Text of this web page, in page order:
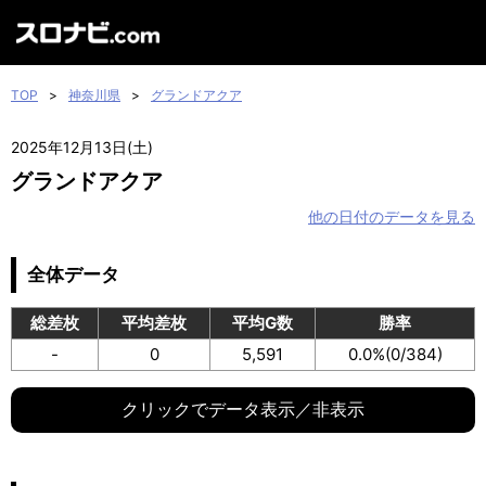
TOP > 神奈川県 > グランドアクア
2025年12月13日(土)
グランドアクア
他の日付のデータを見る
全体データ
総差枚 平均差枚 平均G数
勝率
-
0 5,591 0.0%(0/384)
クリックでデータ表示／非表示